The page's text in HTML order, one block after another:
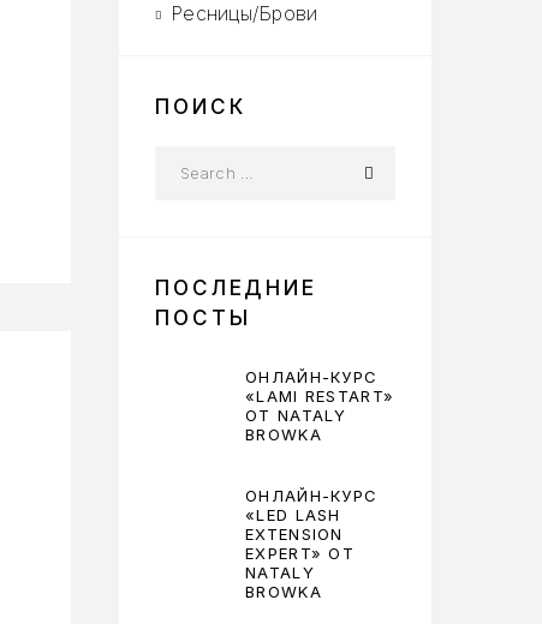
Ресницы/Брови
ПОИСК
ПОСЛЕДНИЕ
ПОСТЫ
ОНЛАЙН-КУРС
«LAMI RESTART»
ОТ NATALY
BROWKA
ОНЛАЙН-КУРС
«LED LASH
EXTENSION
EXPERT» ОТ
NATALY
BROWKA